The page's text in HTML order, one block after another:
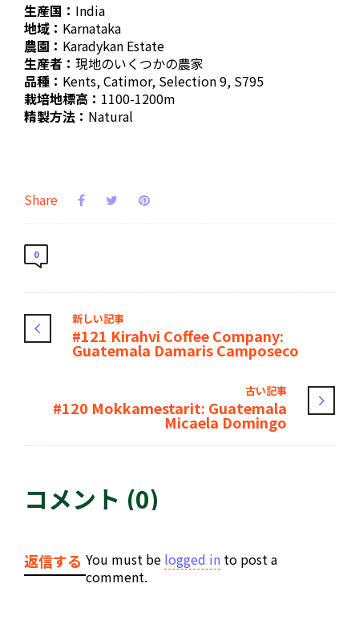
生産国： India
地域： Karnataka
農園： Karadykan Estate
生産者： 現地のいくつかの農家
品種： Kents, Catimor, Selection 9, S795
栽培地標高： 1100-1200m
精製方法： Natural
Share
0
新しい記事
#121 Kirahvi Coffee Company:
Guatemala Damaris Camposeco
古い記事
#120 Mokkamestarit: Guatemala
Micaela Domingo
コメント (0)
返信する You must be logged in to post a
comment.